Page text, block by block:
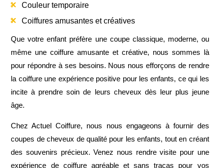
 Couleur temporaire
 Coiffures amusantes et créatives
Que votre enfant préfère une coupe classique, moderne, ou
même une coiffure amusante et créative, nous sommes là
pour répondre à ses besoins. Nous nous efforçons de rendre
la coiffure une expérience positive pour les enfants, ce qui les
incite à prendre soin de leurs cheveux dès leur plus jeune
âge.
Chez Actuel Coiffure, nous nous engageons à fournir des
coupes de cheveux de qualité pour les enfants, tout en créant
des souvenirs précieux. Venez nous rendre visite pour une
expérience de coiffure agréable et sans tracas pour vos